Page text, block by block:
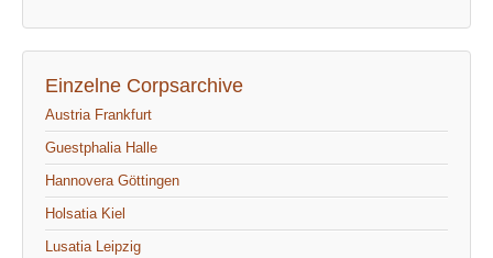
Einzelne Corpsarchive
Austria Frankfurt
Guestphalia Halle
Hannovera Göttingen
Holsatia Kiel
Lusatia Leipzig